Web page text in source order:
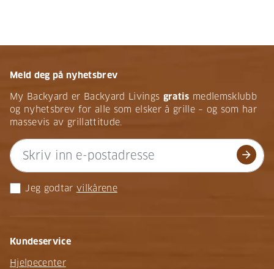
Meld deg på nyhetsbrev
My Backyard er Backyard Livings gratis medlemsklubb
og nyhetsbrev for alle som elsker å grille – og som har
massevis av grillattitude.
arrow_forward
Jeg godtar vilkårene
Kundeservice
Hjelpecenter